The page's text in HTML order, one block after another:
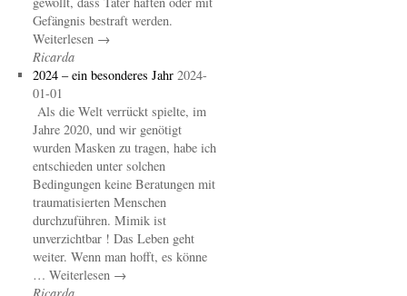
Gefängnis bestraft werden.
Weiterlesen →
Ricarda
2024 – ein besonderes Jahr 2024-
01-01
Als die Welt verrückt spielte, im
Jahre 2020, und wir genötigt
wurden Masken zu tragen, habe ich
entschieden unter solchen
Bedingungen keine Beratungen mit
traumatisierten Menschen
durchzuführen. Mimik ist
unverzichtbar ! Das Leben geht
weiter. Wenn man hofft, es könne
… Weiterlesen →